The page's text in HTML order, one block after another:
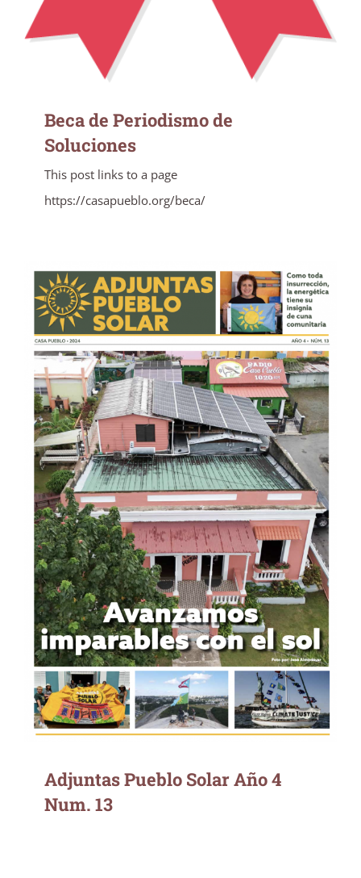
Beca de Periodismo de
Soluciones
This post links to a page
https://casapueblo.org/beca/
Adjuntas Pueblo Solar Año 4 Num. 13
Adjuntas Pueblo Solar Año 4
Num. 13